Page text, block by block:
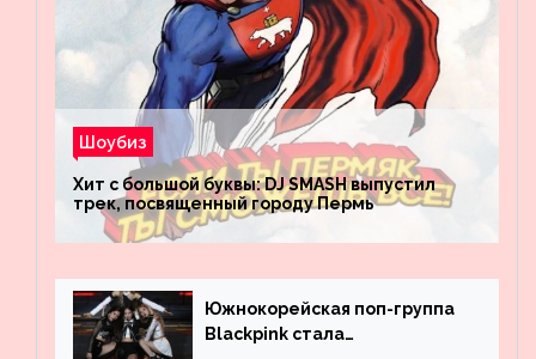
Шоубиз
Хит с большой буквы: DJ SMASH выпустил
трек, посвященный городу Пермь
Южнокорейская поп-группа
Blackpink стала